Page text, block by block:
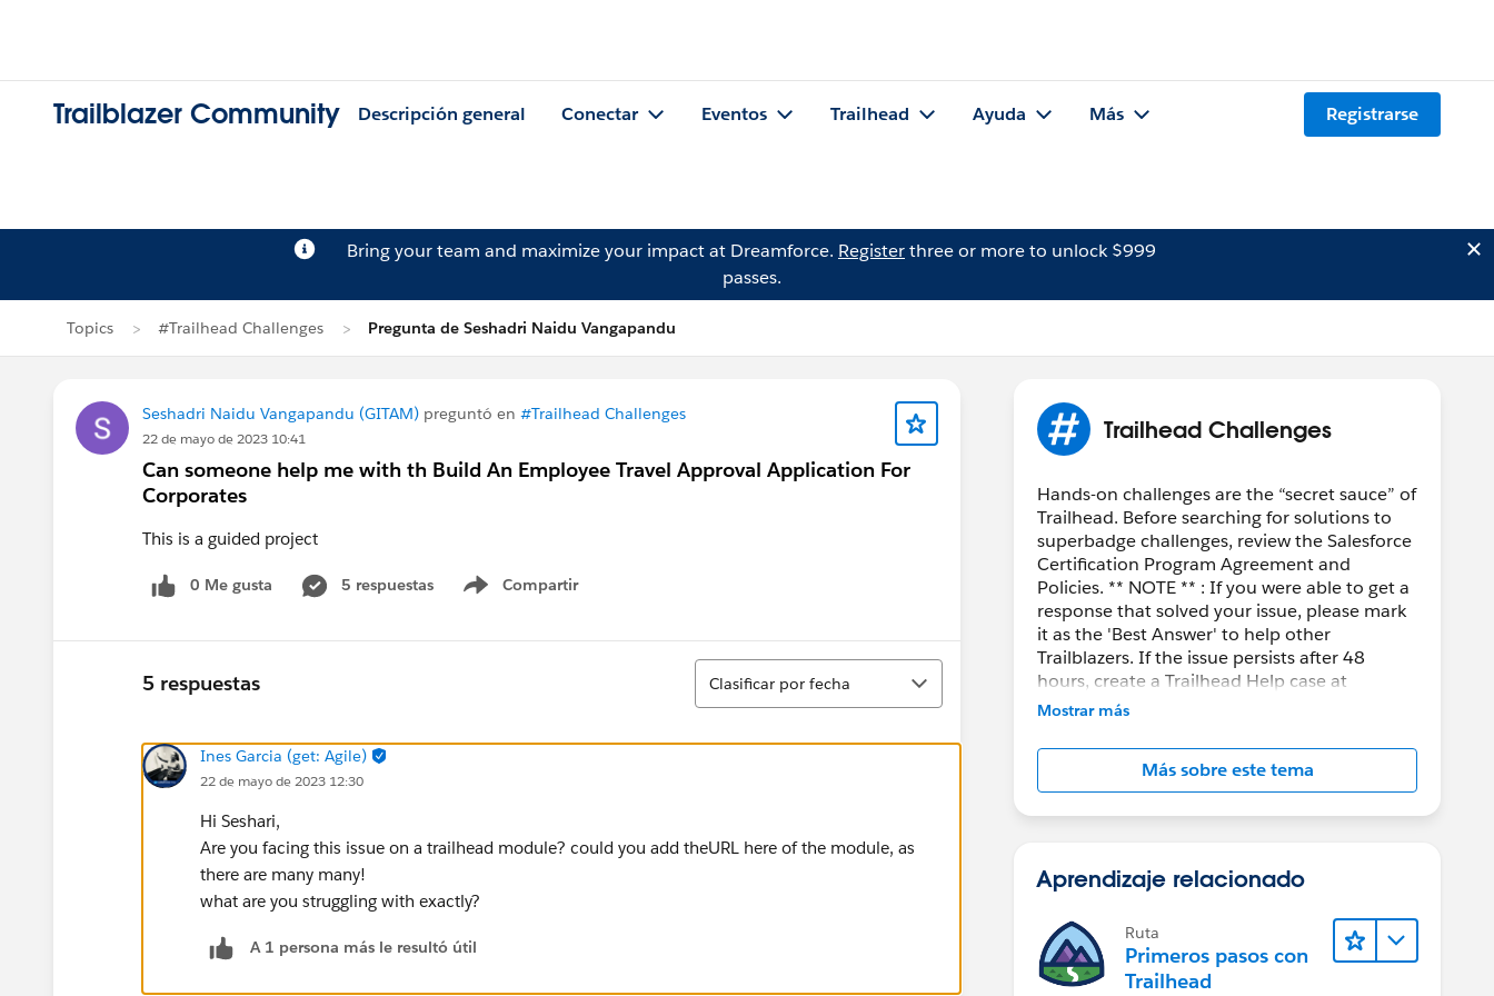
Trailblazer Community Descripción general Conectar Eventos Trailhead Ayuda Más Registrarse
Bring your team and maximize your impact at Dreamforce. Registerthree or more to unlock $999
passes.
Topics #Trailhead Challenges Pregunta de Seshadri Naidu Vangapandu
Seshadri Naidu Vangapandu (GITAM) preguntó en #Trailhead Challenges
22 de mayo de 2023 10:41
Can someone help me with th Build An Employee Travel Approval Application For
Corporates
This is a guided project
0 Me gusta 5 respuestas Compartir
Show menu
5 respuestas
Ordenar
Clasificar por fecha
Ines Garcia (get: Agile)
22 de mayo de 2023 12:30
Hi Seshari,
Are you facing this issue on a trailhead module? could you add theURL here of the module, as
there are many many!
what are you struggling with exactly?
A 1 persona más le resultó útil
Trailhead Challenges
Hands-on challenges are the “secret sauce” of
Trailhead. Before searching for solutions to
superbadge challenges, review the Salesforce
Certification Program Agreement and
Policies. ** NOTE ** : If you were able to get a
response that solved your issue, please mark
it as the 'Best Answer' to help other
Trailblazers. If the issue persists after 48
hours, create a Trailhead Help case at
https://help.salesforce.com/s/support
Mostrar más
Más sobre este tema
Aprendizaje relacionado
Ruta
Primeros pasos con
Trailhead